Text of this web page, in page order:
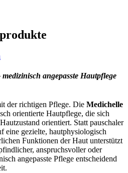
angepasste Hautpflege
der richtigen Pflege. Die Medichelle
orientierte Hautpflege, die sich
orientiert. Statt pauschaler
eine gezielte, hautphysiologisch
Funktionen der Haut unterstützt
anspruchsvoller oder
angepasste Pflege entscheidend